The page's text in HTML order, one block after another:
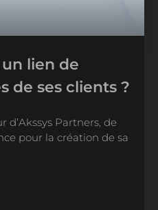
lien de
de ses clients ?
d’Akssys Partners, de
pour la création de sa